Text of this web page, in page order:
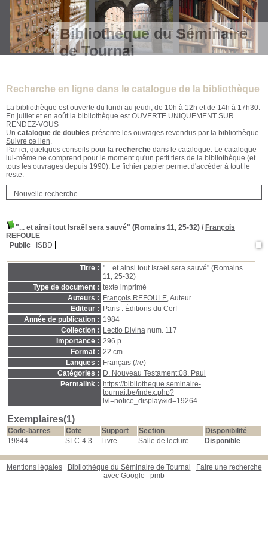
Bibliothèque du Séminaire
de Tournai
Recherche en ligne dans le catalogue de la bibliothèque
La bibliothèque est ouverte du lundi au jeudi, de 10h à 12h et de 14h à 17h30.
En juillet et en août la bibliothèque est OUVERTE UNIQUEMENT SUR
RENDEZ-VOUS
Un catalogue de doubles présente les ouvrages revendus par la bibliothèque.
Suivre ce lien.
Par ici, quelques conseils pour la recherche dans le catalogue. Le catalogue
lui-même ne comprend pour le moment qu'un petit tiers de la bibliothèque (et
tous les ouvrages depuis 1990). Le fichier papier permet d'accéder à tout le
reste.
Nouvelle recherche
"... et ainsi tout Israël sera sauvé" (Romains 11, 25-32) / François
REFOULE
Public
ISBD
Titre : "... et ainsi tout Israël sera sauvé" (Romains
11, 25-32)
Type de document : texte imprimé
Auteurs :
François REFOULE, Auteur
Editeur :
Paris : Éditions du Cerf
Année de publication : 1984
Collection :
Lectio Divina num. 117
Importance : 296 p.
Format : 22 cm
Langues :
Français (fre)
Catégories :
D. Nouveau Testament:08. Paul
Permalink :
https://bibliotheque.seminaire-
tournai.be/index.php?
lvl=notice_display&id=19264
Exemplaires(1)
Code-barres Cote Support Section
Disponibilité
19844
SLC-4.3 Livre Salle de lecture Disponible
Mentions légales Bibliothèque du Séminaire de Tournai
Faire une recherche
avec Google
pmb